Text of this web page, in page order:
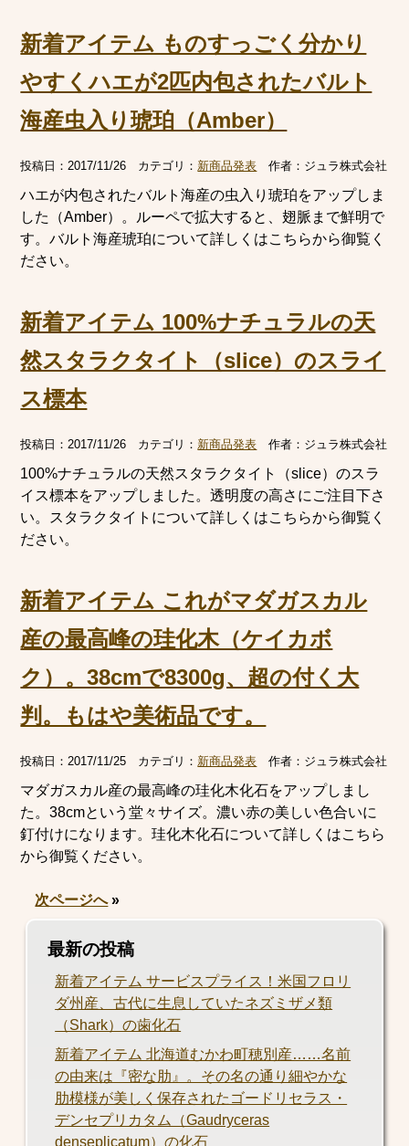
新着アイテム ものすっごく分かり
やすくハエが2匹内包されたバルト
海産虫入り琥珀（Amber）
投稿日：2017/11/26 カテゴリ： 新商品発表 作者： ジュラ株式会社
ハエが内包されたバルト海産の虫入り琥珀をアップしま
した（Amber）。ルーペで拡大すると、翅脈まで鮮明で
す。バルト海産琥珀について詳しくはこちらから御覧く
ださい。
新着アイテム 100%ナチュラルの天
然スタラクタイト（slice）のスライ
ス標本
投稿日：2017/11/26 カテゴリ： 新商品発表 作者： ジュラ株式会社
100%ナチュラルの天然スタラクタイト（slice）のスラ
イス標本をアップしました。透明度の高さにご注目下さ
い。スタラクタイトについて詳しくはこちらから御覧く
ださい。
新着アイテム これがマダガスカル
産の最高峰の珪化木（ケイカボ
ク）。38cmで8300g、超の付く大
判。もはや美術品です。
投稿日：2017/11/25 カテゴリ： 新商品発表 作者： ジュラ株式会社
マダガスカル産の最高峰の珪化木化石をアップしまし
た。38cmという堂々サイズ。濃い赤の美しい色合いに
釘付けになります。珪化木化石について詳しくはこちら
から御覧ください。
次ページへ»
最新の投稿
新着アイテム サービスプライス！米国フロリ
ダ州産、古代に生息していたネズミザメ類
（Shark）の歯化石
新着アイテム 北海道むかわ町穂別産……名前
の由来は『密な肋』。その名の通り細やかな
肋模様が美しく保存されたゴードリセラス・
デンセプリカタム（Gaudryceras
denseplicatum）の化石